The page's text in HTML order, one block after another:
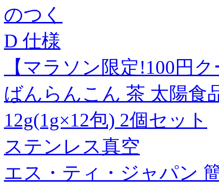
のつく
D 仕様
【マラソン限定!100円
ばんらんこん 茶 太陽食
12g(1g×12包) 2個セット
ステンレス真空
エス・ティ・ジャパン